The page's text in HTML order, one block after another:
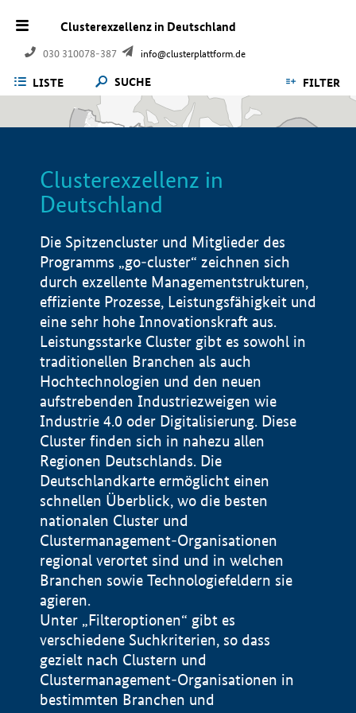
Clusterexzellenz in Deutschland
030 310078-387 info@clusterplattform.de
LISTE SUCHE FILTER
Clusterexzellenz in
Deutschland
Die Spitzencluster und Mitglieder des
Programms „go-cluster“ zeichnen sich
durch exzellente Managementstrukturen,
effiziente Prozesse, Leistungsfähigkeit und
eine sehr hohe Innovationskraft aus.
Leistungsstarke Cluster gibt es sowohl in
traditionellen Branchen als auch
Hochtechnologien und den neuen
aufstrebenden Industriezweigen wie
Industrie 4.0 oder Digitalisierung. Diese
Cluster finden sich in nahezu allen
Regionen Deutschlands. Die
Deutschlandkarte ermöglicht einen
schnellen Überblick, wo die besten
nationalen Cluster und
Clustermanagement-Organisationen
regional verortet sind und in welchen
Branchen sowie Technologiefeldern sie
agieren.
Unter „Filteroptionen“ gibt es
verschiedene Suchkriterien, so dass
gezielt nach Clustern und
Clustermanagement-Organisationen in
bestimmten Branchen und
Impressum
Datenschutzerklärung
BMWE, 2026 ©
100 km © Geobasis-DE / BKG 2015